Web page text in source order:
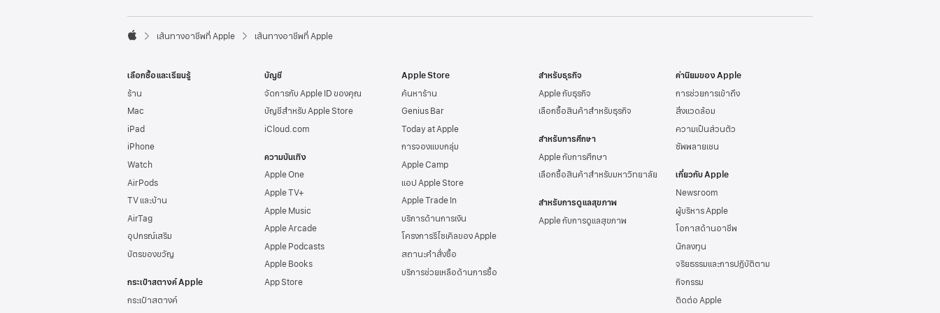
e
o
e
r

p
l
e
เส้นทางอาชีพที่ Apple เส้นทางอาชีพที่ Apple
เลือกซื้อและเรียนรู้
ร้าน
Mac
iPad
iPhone
Watch
AirPods
TV และบ้าน
AirTag
อุปกรณ์เสริม
บัตรของขวัญ
กระเป๋าสตางค์ Apple
กระเป๋าสตางค์
บัญชี
จัดการกับ Apple IDของคุณ
บัญชีสำหรับ Apple Store
iCloud.com
ความบันเทิง
Apple One
Apple TV+
Apple Music
Apple Arcade
Apple Podcasts
Apple Books
App Store
Apple Store
ค้นหาร้าน
Genius Bar
Today at Apple
การจองแบบกลุ่ม
Apple Camp
แอป Apple Store
Apple Trade In
บริการด้านการเงิน
โครงการรีไซเคิลของ Apple
สถานะคำสั่งซื้อ
บริการช่วยเหลือด้านการซื้อ
สำหรับธุรกิจ
Apple กับธุรกิจ
เลือกซื้อสินค้าสำหรับธุรกิจ
สำหรับการศึกษา
Apple กับการศึกษา
เลือกซื้อสินค้าสำหรับมหาวิทยาลัย
สำหรับการดูแลสุขภาพ
Apple กับการดูแลสุขภาพ
ค่านิยมของ Apple
การช่วยการเข้าถึง
สิ่งแวดล้อม
ความเป็นส่วนตัว
ซัพพลายเชน
เกี่ยวกับ Apple
Newsroom
ผู้บริหาร Apple
โอกาสด้านอาชีพ
นักลงทุน
จริยธรรมและการปฏิบัติตาม
กิจกรรม
ติดต่อ Apple